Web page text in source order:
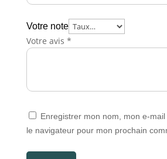
Votre note
Votre avis *
Enregistrer mon nom, mon e-
le navigateur pour mon prochain